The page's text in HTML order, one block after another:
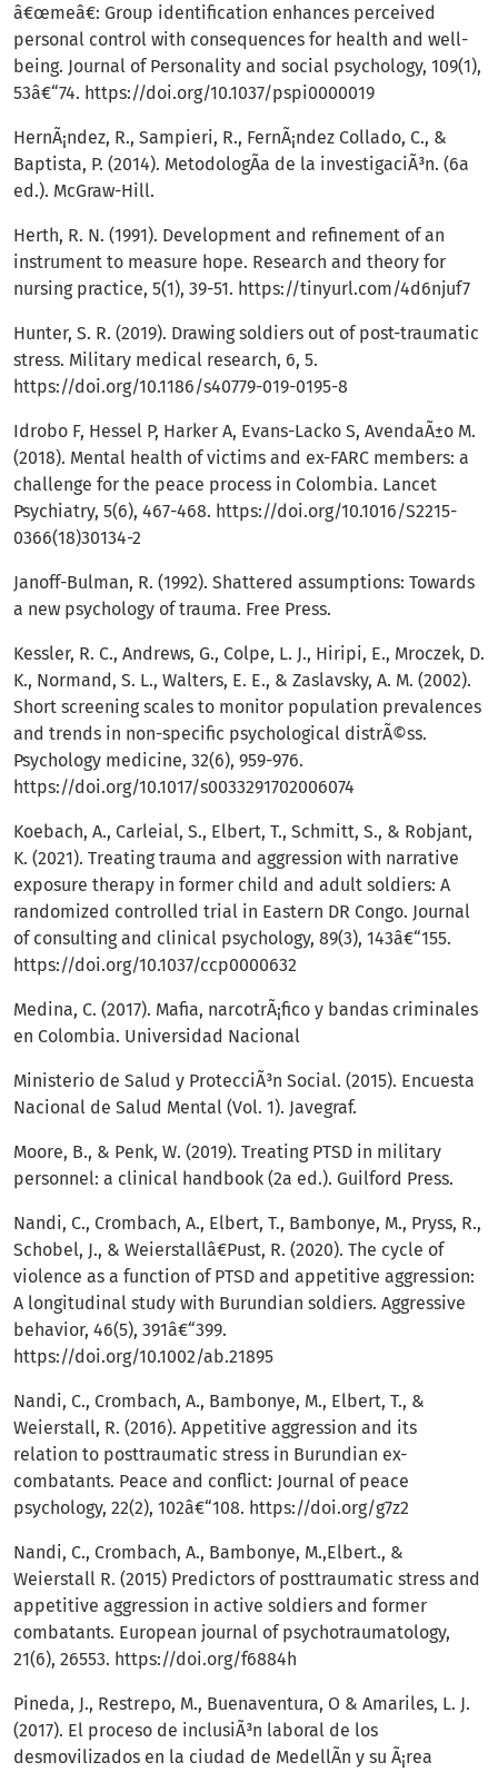
â€œmeâ€: Group identification enhances perceived
personal control with consequences for health and well-
being. Journal of Personality and social psychology, 109(1),
53â€“74. https://doi.org/10.1037/pspi0000019
HernÃ¡ndez, R., Sampieri, R., FernÃ¡ndez Collado, C., &
Baptista, P. (2014). MetodologÃ­a de la investigaciÃ³n. (6a
ed.). McGraw-Hill.
Herth, R. N. (1991). Development and refinement of an
instrument to measure hope. Research and theory for
nursing practice, 5(1), 39-51. https://tinyurl.com/4d6njuf7
Hunter, S. R. (2019). Drawing soldiers out of post-traumatic
stress. Military medical research, 6, 5.
https://doi.org/10.1186/s40779-019-0195-8
Idrobo F, Hessel P, Harker A, Evans-Lacko S, AvendaÃ±o M.
(2018). Mental health of victims and ex-FARC members: a
challenge for the peace process in Colombia. Lancet
Psychiatry, 5(6), 467-468. https://doi.org/10.1016/S2215-
0366(18)30134-2
Janoff-Bulman, R. (1992). Shattered assumptions: Towards
a new psychology of trauma. Free Press.
Kessler, R. C., Andrews, G., Colpe, L. J., Hiripi, E., Mroczek, D.
K., Normand, S. L., Walters, E. E., & Zaslavsky, A. M. (2002).
Short screening scales to monitor population prevalences
and trends in non-specific psychological distrÃ©ss.
Psychology medicine, 32(6), 959-976.
https://doi.org/10.1017/s0033291702006074
Koebach, A., Carleial, S., Elbert, T., Schmitt, S., & Robjant,
K. (2021). Treating trauma and aggression with narrative
exposure therapy in former child and adult soldiers: A
randomized controlled trial in Eastern DR Congo. Journal
of consulting and clinical psychology, 89(3), 143â€“155.
https://doi.org/10.1037/ccp0000632
Medina, C. (2017). Mafia, narcotrÃ¡fico y bandas criminales
en Colombia. Universidad Nacional
Ministerio de Salud y ProtecciÃ³n Social. (2015). Encuesta
Nacional de Salud Mental (Vol. 1). Javegraf.
Moore, B., & Penk, W. (2019). Treating PTSD in military
personnel: a clinical handbook (2a ed.). Guilford Press.
Nandi, C., Crombach, A., Elbert, T., Bambonye, M., Pryss, R.,
Schobel, J., & Weierstallâ€Pust, R. (2020). The cycle of
violence as a function of PTSD and appetitive aggression:
A longitudinal study with Burundian soldiers. Aggressive
behavior, 46(5), 391â€“399.
https://doi.org/10.1002/ab.21895
Nandi, C., Crombach, A., Bambonye, M., Elbert, T., &
Weierstall, R. (2016). Appetitive aggression and its
relation to posttraumatic stress in Burundian ex-
combatants. Peace and conflict: Journal of peace
psychology, 22(2), 102â€“108. https://doi.org/g7z2
Nandi, C., Crombach, A., Bambonye, M.,Elbert., &
Weierstall R. (2015) Predictors of posttraumatic stress and
appetitive aggression in active soldiers and former
combatants. European journal of psychotraumatology,
21(6), 26553. https://doi.org/f6884h
Pineda, J., Restrepo, M., Buenaventura, O & Amariles, L. J.
(2017). El proceso de inclusiÃ³n laboral de los
desmovilizados en la ciudad de MedellÃ­n y su Ã¡rea